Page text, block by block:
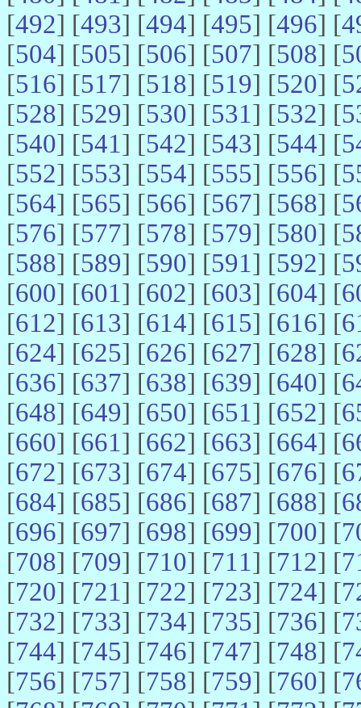
[492] [493] [494] [495] [496] [
[504] [505] [506] [507] [508] [
[516] [517] [518] [519] [520] [
[528] [529] [530] [531] [532] [
[540] [541] [542] [543] [544] [
[552] [553] [554] [555] [556] [
[564] [565] [566] [567] [568] [
[576] [577] [578] [579] [580] [
[588] [589] [590] [591] [592] [
[600] [601] [602] [603] [604] [
[612] [613] [614] [615] [616] [
[624] [625] [626] [627] [628] [
[636] [637] [638] [639] [640] [
[648] [649] [650] [651] [652] [
[660] [661] [662] [663] [664] [
[672] [673] [674] [675] [676] [
[684] [685] [686] [687] [688] [
[696] [697] [698] [699] [700] [
[708] [709] [710] [711] [712] [
[720] [721] [722] [723] [724] [
[732] [733] [734] [735] [736] [
[744] [745] [746] [747] [748] [
[756] [757] [758] [759] [760] [